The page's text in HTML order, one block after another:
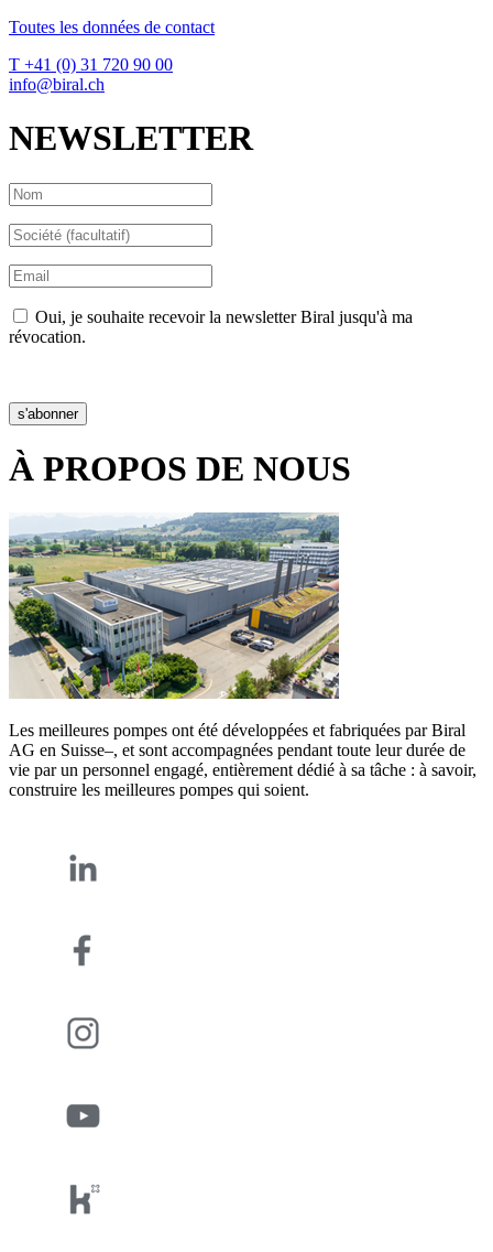
Toutes les données de contact
T +41 (0) 31 720 90 00
info@biral.ch
NEWSLETTER
Oui, je souhaite recevoir la newsletter Biral jusqu'à ma
révocation.
s'abonner
À PROPOS DE NOUS
Les meilleures pompes ont été développées et fabriquées par Biral
AG en Suisse–, et sont accompagnées pendant toute leur durée de
vie par un personnel engagé, entièrement dédié à sa tâche : à savoir,
construire les meilleures pompes qui soient.